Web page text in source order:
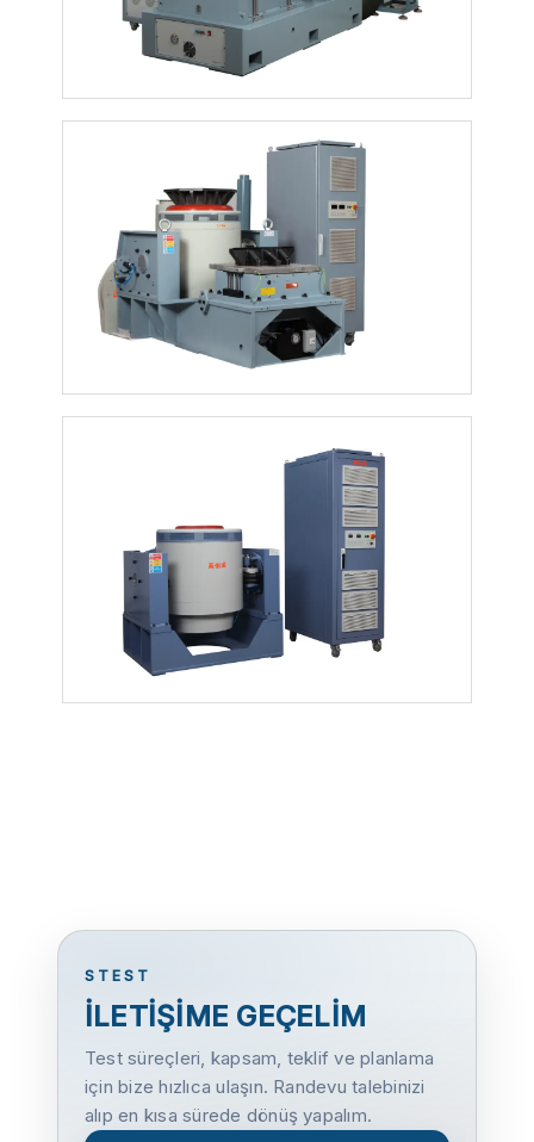
STEST
İLETİŞİME GEÇELİM
Test süreçleri, kapsam, teklif ve planlama
için bize hızlıca ulaşın. Randevu talebinizi
alıp en kısa sürede dönüş yapalım.